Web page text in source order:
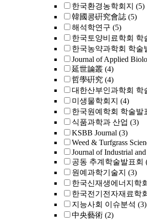
한국환경농학회지 (5)
韓國콩硏究會誌 (5)
해석학연구 (5)
한국토양비료학회 학
한국농약과학회 학술
Journal of Applied
延世論叢 (4)
哲學硏究 (4)
대한산부인과학회 학
미생물학회지 (4)
한국원예학회 학술발
식품과학과 산업 (3)
KSBB Journal (3)
Weed & Turfgrass
Journal of Industrial
공동 추계학술발표회
원예과학기술지 (3)
한국신재생에너지학
한국전기전자재료학
지능사회 이슈분석 (3)
中央藝術 (2)